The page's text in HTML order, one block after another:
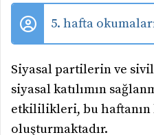
5. hafta
Siyasal partilerin ve
siyasal katılımın
etkililikleri, bu haftanın
oluşturmaktadır.